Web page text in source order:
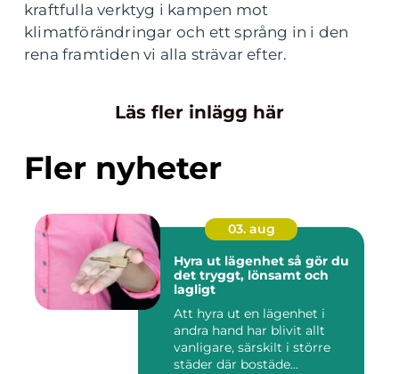
kraftfulla verktyg i kampen mot
klimatförändringar och ett språng in i den
rena framtiden vi alla strävar efter.
Läs fler inlägg här
Fler nyheter
03. aug
Hyra ut lägenhet så gör du
det tryggt, lönsamt och
lagligt
Att hyra ut en lägenhet i
andra hand har blivit allt
vanligare, särskilt i större
städer där bostäde...